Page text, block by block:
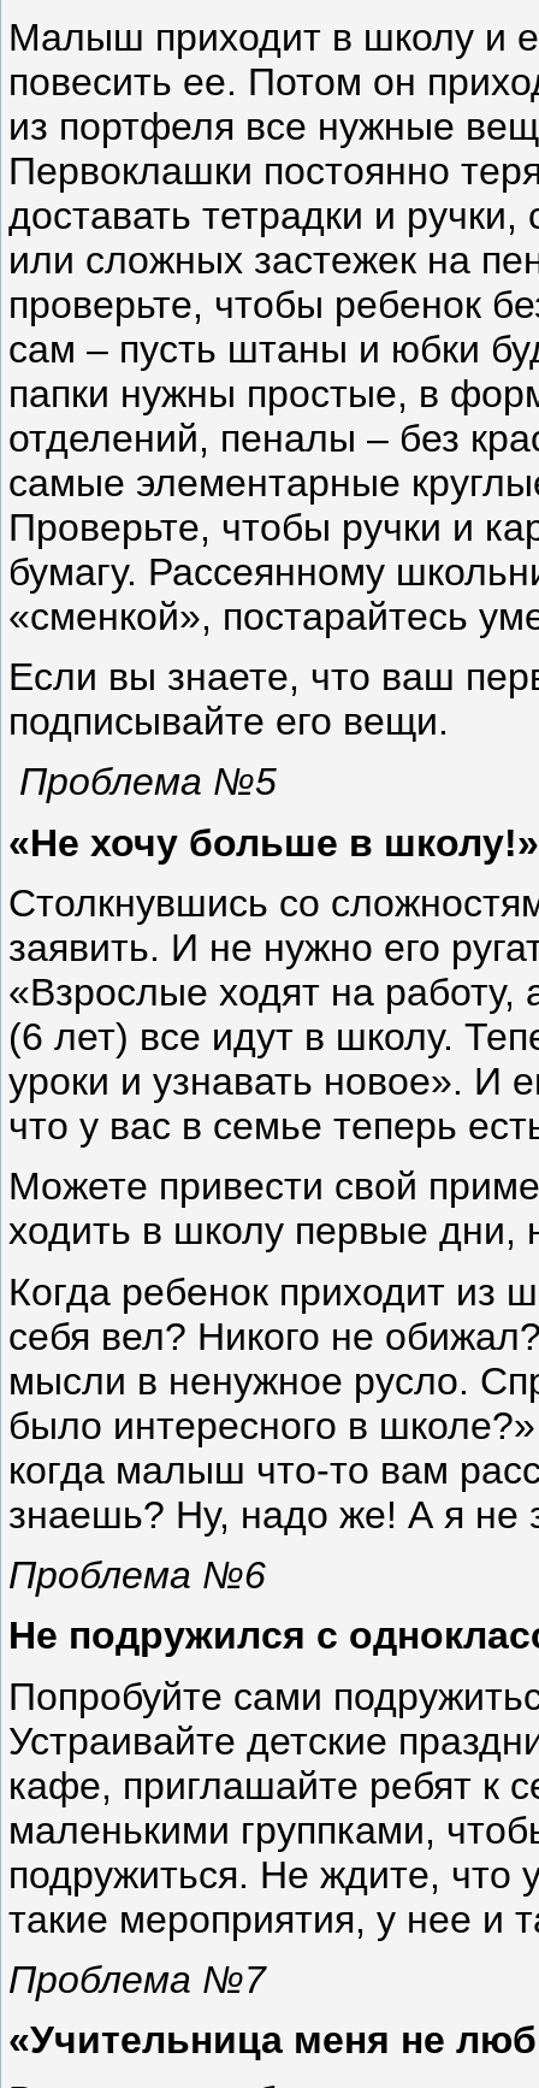
Малыш приходит в школу и
повесить ее. Потом он
из портфеля все нужные
Первоклашки постоянно
доставать тетрадки и
или сложных застежек на
проверьте, чтобы ребенок
сам – пусть штаны и юбки
папки нужны простые, в
отделений, пеналы – без
самые элементарные
Проверьте, чтобы ручки и
бумагу. Рассеянному
«сменкой», постарайтесь
Если вы знаете, что ваш
подписывайте его вещи.
Проблема №5
«Не хочу больше в школу!»
Столкнувшись со
заявить. И не нужно его
«Взрослые ходят на работу,
(6 лет) все идут в школу.
уроки и узнавать новое». И
что у вас в семье теперь
Можете привести свой
ходить в школу первые дни,
Когда ребенок приходит из
себя вел? Никого не
мысли в ненужное русло.
было интересного в
когда малыш что-то вам
знаешь? Ну, надо же! А я не
Проблема №6
Не подружился с
Попробуйте сами
Устраивайте детские
кафе, приглашайте ребят к
маленькими группками,
подружиться. Не ждите, что
такие мероприятия, у нее и
Проблема №7
«Учительница меня не